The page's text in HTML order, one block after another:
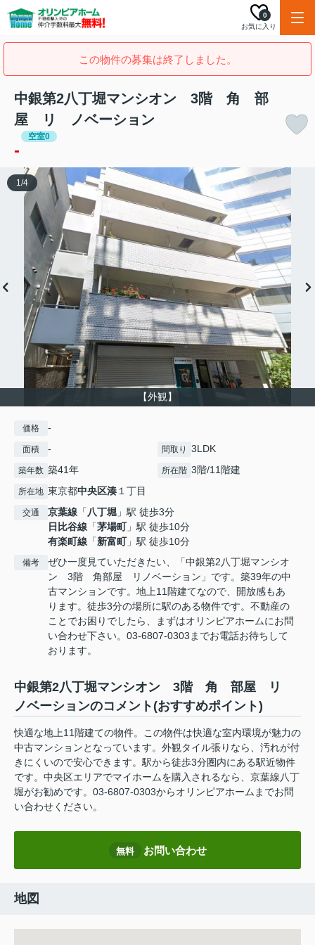
お気に入り
0
この物件の募集は終了しました。
中銀第2八丁堀マンシオン 3階 角 部
屋 リ ノベーション
空室0
-
【外観】
1/4
価格 -
面積 - 間取り 3LDK
築年数 築41年 所在階 3階/11階建
所在地 東京都中央区湊１丁目
交通 京葉線 「八丁堀 」駅 徒歩3分
日比谷線 「茅場町」駅 徒歩10分
有楽町線 「新富町」駅 徒歩10分
備考
ぜひ一度見ていただきたい、「中銀第2八丁堀マンシオ
ン 3階 角部屋 リノベーション」です。築39年の中
古マンションです。地上11階建てなので、開放感もあ
ります。徒歩3分の場所に駅のある物件です。不動産の
ことでお困りでしたら、まずはオリンピアホームにお問
い合わせ下さい。03-6807-0303までお電話お待ちして
おります。
中銀第2八丁堀マンシオン 3階 角 部屋 リ
ノベーションのコメント(おすすめポイント)
快適な地上11階建ての物件。この物件は快適な室内環境が魅力の
中古マンションとなっています。外観タイル張りなら、汚れが付
きにくいので安心できます。駅から徒歩3分圏内にある駅近物件
です。中央区エリアでマイホームを購入されるなら、京葉線八丁
堀がお勧めです。03-6807-0303からオリンピアホームまでお問
い合わせください。
無料 お問い合わせ
地図